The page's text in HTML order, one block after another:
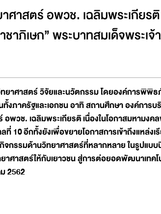
ศาสตร์ อพวช. เฉลิมพระเกียร
าภิเษก” พระบาทสมเด็จพระเ
ยาศาสตร์ วิจัยและนวัตกรรม โดยองค์การพิ
งภาครัฐและเอกชน อาทิ สถานศึกษา องค์การ
อพวช. เฉลิมพระเกียรติเนื่องในโอกาสมหามง
ที่ 10อีกทั้งยังเพื่อขยายโอกาสการเข้าถึงแหล่ง
กรรมด้านวิทยาศาสตร์ที่หลากหลาย ในรูปแบบ
าศาสตร์ให้กับเยาวชน สู่การต่อยอดพัฒนาเทคโ
2562